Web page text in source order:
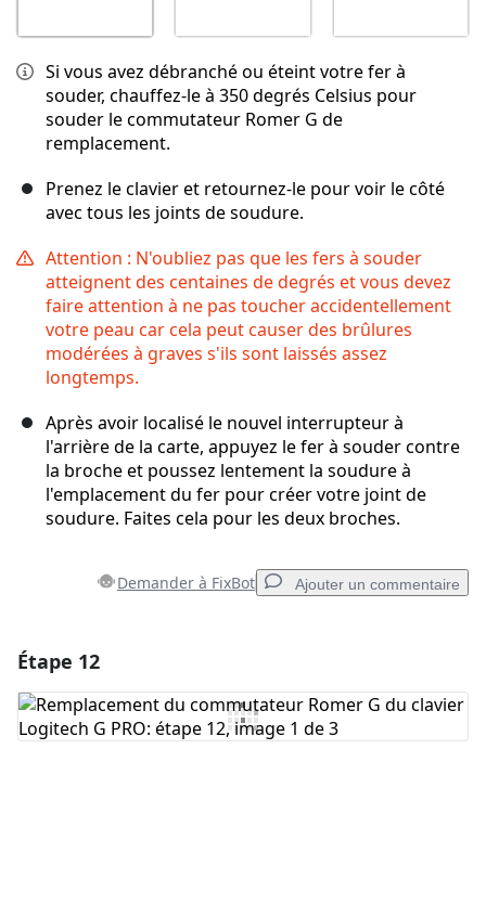
Si vous avez débranché ou éteint votre fer à
souder, chauffez-le à 350 degrés Celsius pour
souder le commutateur Romer G de
remplacement.
Prenez le clavier et retournez-le pour voir le côté
avec tous les joints de soudure.
Attention : N'oubliez pas que les fers à souder
atteignent des centaines de degrés et vous devez
faire attention à ne pas toucher accidentellement
votre peau car cela peut causer des brûlures
modérées à graves s'ils sont laissés assez
longtemps.
Après avoir localisé le nouvel interrupteur à
l'arrière de la carte, appuyez le fer à souder contre
la broche et poussez lentement la soudure à
l'emplacement du fer pour créer votre joint de
soudure. Faites cela pour les deux broches.
Demander à FixBot Ajouter un commentaire
Ajouter un commentaire
Étape 12